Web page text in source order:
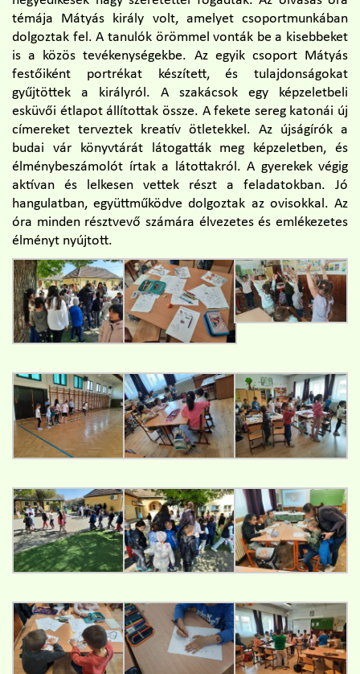
témája Mátyás király volt, amelyet csoportmunkában
dolgoztak fel. A tanulók örömmel vonták be a kisebbeket
is a közös tevékenységekbe. Az egyik csoport Mátyás
festőiként portrékat készített, és tulajdonságokat
gyűjtöttek a királyról. A szakácsok egy képzeletbeli
esküvői étlapot állítottak össze. A fekete sereg katonái új
címereket terveztek kreatív ötletekkel. Az újságírók a
budai vár könyvtárát látogatták meg képzeletben, és
élménybeszámolót írtak a látottakról. A gyerekek végig
aktívan és lelkesen vettek részt a feladatokban. Jó
hangulatban, együttműködve dolgoztak az ovisokkal. Az
óra minden résztvevő számára élvezetes és emlékezetes
élményt nyújtott.